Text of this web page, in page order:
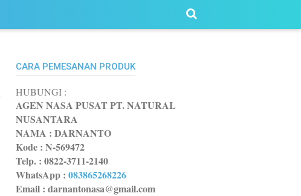
CARA PEMESANAN PRODUK
HUBUNGI :
AGEN NASA PUSAT PT. NATURAL
NUSANTARA
NAMA : DARNANTO
Kode : N-569472
Telp. : 0822-3711-2140
WhatsApp : 083865268226
Email : darnantonasa@gmail.com